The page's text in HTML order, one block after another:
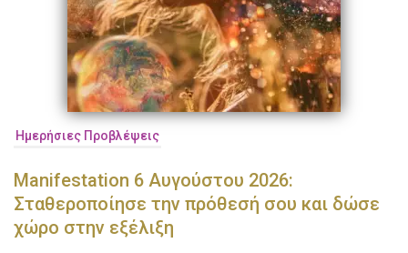
Ημερήσιες Προβλέψεις
Manifestation 6 Αυγούστου 2026:
Σταθεροποίησε την πρόθεσή σου και δώσε
χώρο στην εξέλιξη